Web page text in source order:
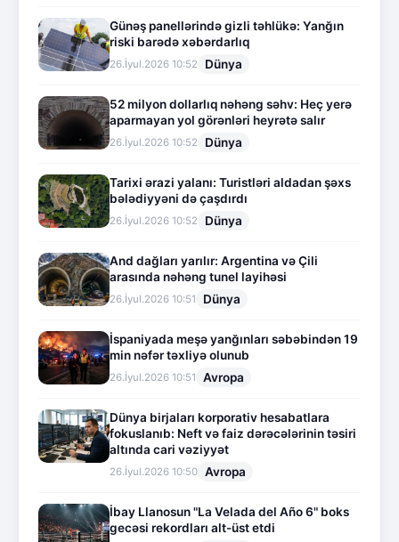
Günəş panellərində gizli təhlükə: Yanğın
riski barədə xəbərdarlıq
26.İyul.2026 10:52 Dünya
52 milyon dollarlıq nəhəng səhv: Heç yerə
aparmayan yol görənləri heyrətə salır
26.İyul.2026 10:52 Dünya
Tarixi ərazi yalanı: Turistləri aldadan şəxs
bələdiyyəni də çaşdırdı
26.İyul.2026 10:52 Dünya
And dağları yarılır: Argentina və Çili
arasında nəhəng tunel layihəsi
26.İyul.2026 10:51 Dünya
İspaniyada meşə yanğınları səbəbindən 19
min nəfər təxliyə olunub
26.İyul.2026 10:51 Avropa
Dünya birjaları korporativ hesabatlara
fokuslanıb: Neft və faiz dərəcələrinin təsiri
altında cari vəziyyət
26.İyul.2026 10:50 Avropa
İbay Llanosun "La Velada del Año 6" boks
gecəsi rekordları alt-üst etdi